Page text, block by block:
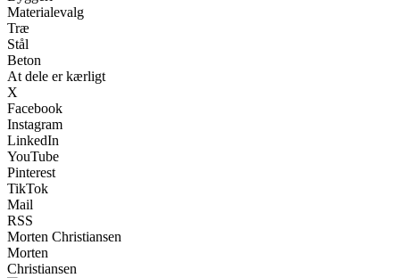
Materialevalg
Træ
Stål
Beton
At dele er kærligt
X
Facebook
Instagram
LinkedIn
YouTube
Pinterest
TikTok
Mail
RSS
Morten Christiansen
Morten
Christiansen